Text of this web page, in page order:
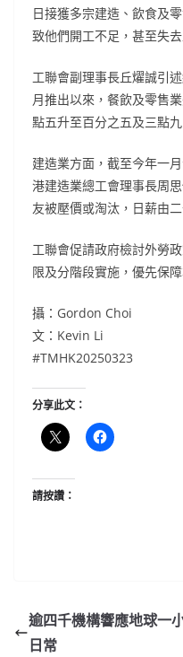
日接獲多宗建造、飲食及
致他們開工不足，甚至失去
工聯會副理事長丘燿誠引
月推出以來，餐飲及零售
點五升至百分之五及三點
建造業方面，截至今年一
港建造業總工會理事長周
友被壓價或淘汰，日薪由
工聯會促請政府檢討外勞
限及分階段實施，優先保
攝：Gordon Choi
文：Kevin Li
#TMHK20250323
分享此文：
請按讚：
逾四千機構響應地球一
日常